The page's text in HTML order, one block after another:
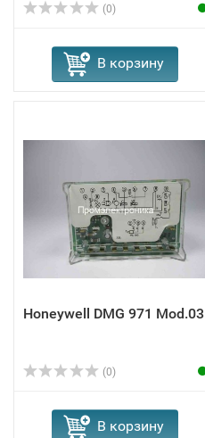
(0)
В корзину
Honeywell DMG 971 Mod.03
(0)
В корзину